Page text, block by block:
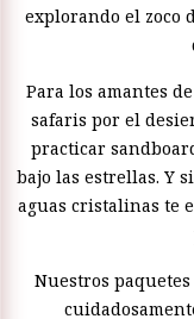
explorando el zoco
Para los amantes
safaris por el
practicar
bajo las estrellas. Y
aguas cristalinas te
Nuestros